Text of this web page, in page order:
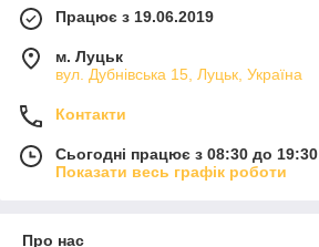
Працює з 19.06.2019
м. Луцьк
вул. Дубнівська 15, Луцьк, Україна
Контакти
Сьогодні працює з 08:30 до 19:30
Показати весь графік роботи
Про нас